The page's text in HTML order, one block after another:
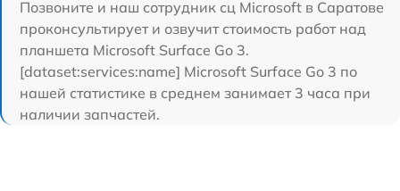
Позвоните и наш сотрудник сц Microsoft в Саратове
проконсультирует и озвучит стоимость работ над
планшета Microsoft Surface Go 3.
[dataset:services:name] Microsoft Surface Go 3 по
нашей статистике в среднем занимает 3 часа при
наличии запчастей.